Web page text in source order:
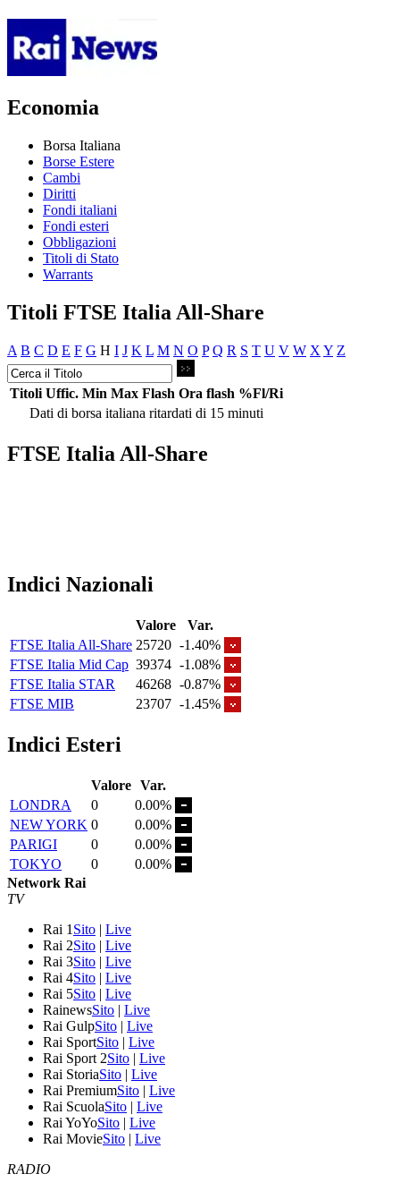
Economia
Borsa Italiana
Borse Estere
Cambi
Diritti
Fondi italiani
Fondi esteri
Obbligazioni
Titoli di Stato
Warrants
Titoli FTSE Italia All-Share
A B C D E F G H I J K L M N O P Q R S T U V W X Y Z
Titoli Uffic. Min Max Flash Ora flash %Fl/Ri
Dati di borsa italiana ritardati di 15 minuti
FTSE Italia All-Share
Indici Nazionali
Valore
Var.
FTSE Italia All-Share 25720 -1.40%
FTSE Italia Mid Cap 39374 -1.08%
FTSE Italia STAR
46268 -0.87%
FTSE MIB
23707 -1.45%
Indici Esteri
Valore Var.
LONDRA
0
0.00%
NEW YORK 0
0.00%
PARIGI
0
0.00%
TOKYO
0
0.00%
Network Rai
TV
Rai 1 Sito | Live
Rai 2Sito | Live
Rai 3Sito | Live
Rai 4Sito | Live
Rai 5Sito | Live
RainewsSito | Live
Rai GulpSito | Live
Rai SportSito | Live
Rai Sport 2Sito | Live
Rai StoriaSito | Live
Rai PremiumSito | Live
Rai ScuolaSito | Live
Rai YoYoSito | Live
Rai MovieSito | Live
RADIO